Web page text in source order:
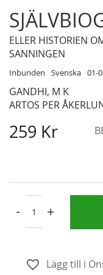
ELLER HISTORIEN
SANNINGEN
Inbunden Svenska 01-
GANDHI, M K
ARTOS PER
259 Kr
- +
Lägg till i
Skip
to
the
beginning
the
images
gallery